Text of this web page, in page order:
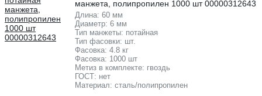
манжета, полипропилен 1000 шт 00000312643
Длина: 60 мм
Диаметр: 6 мм
Тип манжеты: потайная
Тип фасовки: шт.
Фасовка: 4.8 кг
Фасовка: 1000 шт
Метиз в комплекте: гвоздь
ГОСТ: нет
Материал: сталь/полипропилен